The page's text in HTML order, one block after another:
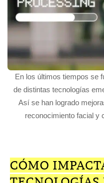
En los últimos tiempos se
de distintas tecnologías
Así se han logrado
reconocimiento facial y
CÓMO